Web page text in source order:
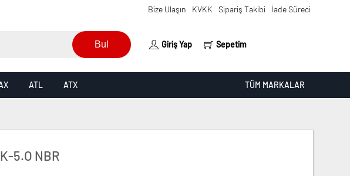
Bize Ulaşın KVKK Sipariş Takibi İade Süreci
Bul Giriş Yap Sepetim
ATL ATX TÜM MARKALAR
5.O NBR